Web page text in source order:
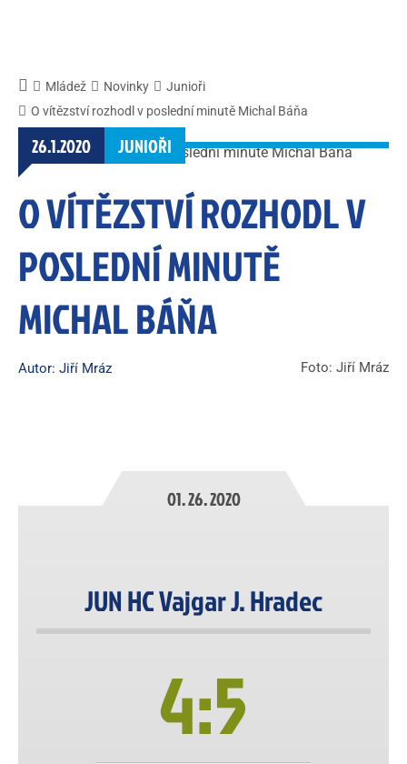
Mládež Novinky
Junioři
O vítězství rozhodl v poslední minutě Michal Báňa
26.1.2020 JUNIOŘI
O VÍTĚZSTVÍ ROZHODL V
POSLEDNÍ MINUTĚ
MICHAL BÁŇA
Autor: Jiří Mráz Foto: Jiří Mráz
01. 26. 2020
JUN HC Vajgar J. Hradec
4:5